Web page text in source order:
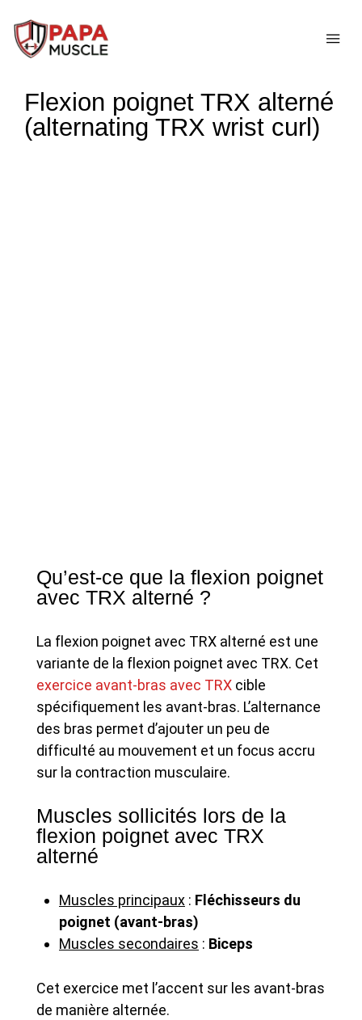
passer
principalFlexion poignet TRX alterné
(alternating TRX wrist curl)
Qu’est-ce que la flexion poignet
avec TRX alterné ?
La flexion poignet avec TRX alterné est une
variante de la flexion poignet avec TRX. Cet
exercice avant-bras avec TRX cible
spécifiquement les avant-bras. L’alternance
des bras permet d’ajouter un peu de
difficulté au mouvement et un focus accru
sur la contraction musculaire.
Muscles sollicités lors de la
flexion poignet avec TRX
alterné
Muscles principaux : Fléchisseurs du
poignet (avant-bras)
Muscles secondaires : Biceps
Cet exercice met l’accent sur les avant-bras
de manière alternée.